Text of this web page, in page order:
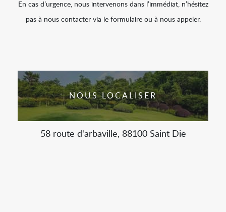
En cas d’urgence, nous intervenons dans l’immédiat, n’hésitez
pas à nous contacter via le formulaire ou à nous appeler.
NOUS LOCALISER
58 route d'arbaville, 88100 Saint Die